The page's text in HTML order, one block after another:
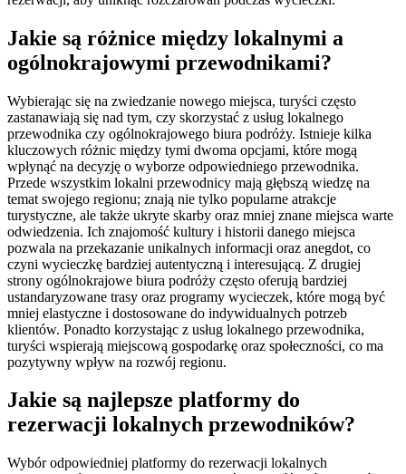
Jakie są różnice między lokalnymi a
ogólnokrajowymi przewodnikami?
Wybierając się na zwiedzanie nowego miejsca, turyści często
zastanawiają się nad tym, czy skorzystać z usług lokalnego
przewodnika czy ogólnokrajowego biura podróży. Istnieje kilka
kluczowych różnic między tymi dwoma opcjami, które mogą
wpłynąć na decyzję o wyborze odpowiedniego przewodnika.
Przede wszystkim lokalni przewodnicy mają głębszą wiedzę na
temat swojego regionu; znają nie tylko popularne atrakcje
turystyczne, ale także ukryte skarby oraz mniej znane miejsca warte
odwiedzenia. Ich znajomość kultury i historii danego miejsca
pozwala na przekazanie unikalnych informacji oraz anegdot, co
czyni wycieczkę bardziej autentyczną i interesującą. Z drugiej
strony ogólnokrajowe biura podróży często oferują bardziej
ustandaryzowane trasy oraz programy wycieczek, które mogą być
mniej elastyczne i dostosowane do indywidualnych potrzeb
klientów. Ponadto korzystając z usług lokalnego przewodnika,
turyści wspierają miejscową gospodarkę oraz społeczności, co ma
pozytywny wpływ na rozwój regionu.
Jakie są najlepsze platformy do
rezerwacji lokalnych przewodników?
Wybór odpowiedniej platformy do rezerwacji lokalnych